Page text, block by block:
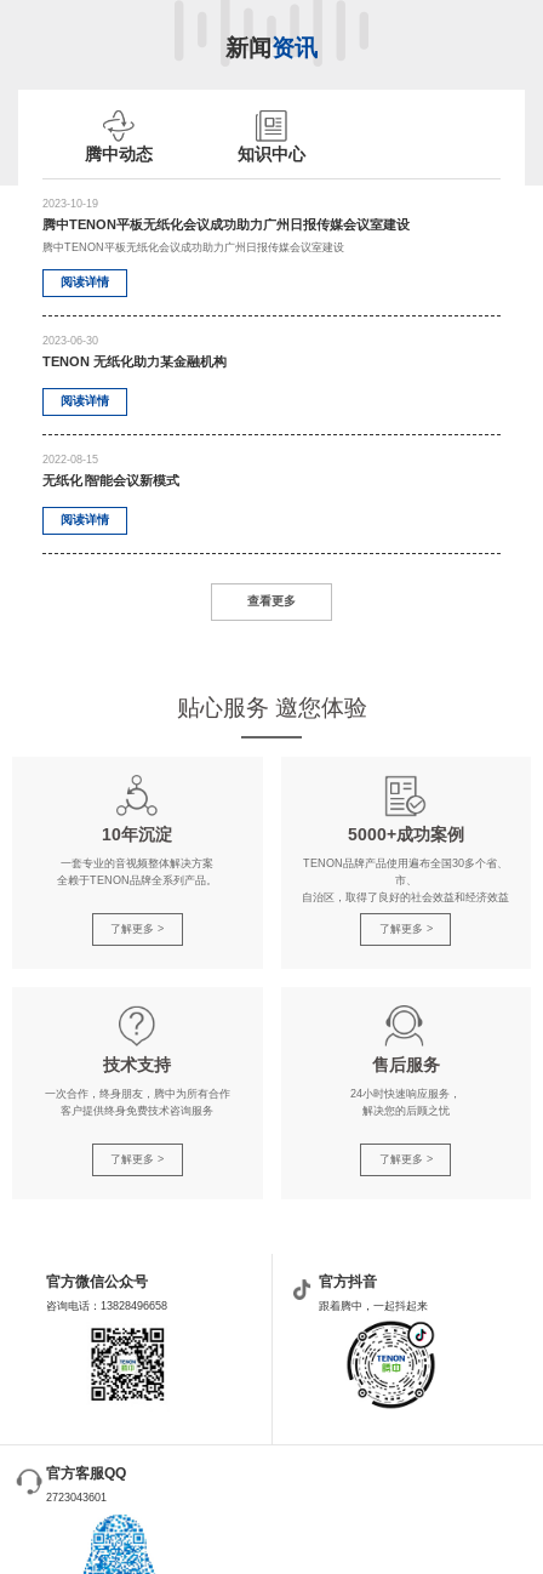
新闻 资讯
腾中动态 知识中心
2023-10-19
腾中TENON平板无纸化会议成功助力广州日报传媒会议室建设
腾中TENON平板无纸化会议成功助力广州日报传媒会议室建设
阅读详情
2023-06-30
TENON 无纸化助力某金融机构
阅读详情
2022-08-15
无纸化∣智能会议新模式
阅读详情
查看更多
贴心服务 邀您体验
10年沉淀
一套专业的音视频整体解决方案
全赖于TENON品牌全系列产品。
了解更多 >
5000+成功案例
TENON品牌产品使用遍布全国30多个省、
市、
自治区，取得了良好的社会效益和经济效益
了解更多 >
技术支持
一次合作，终身朋友，腾中为所有合作
客户提供终身免费技术咨询服务
了解更多 >
售后服务
24小时快速响应服务，
解决您的后顾之忧
了解更多 >
官方微信公众号
咨询电话：13828496658
官方抖音
跟着腾中，一起抖起来
官方客服QQ
2723043601